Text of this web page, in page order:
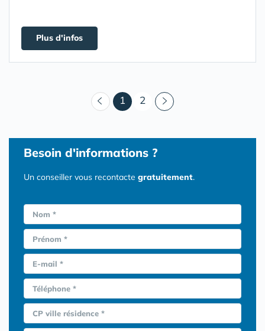
Plus d'infos
1 (courant)
2
Besoin d'informations ?
Un conseiller vous recontacte gratuitement.
Nom *
Prénom *
E-mail *
Téléphone *
CP ville résidence *